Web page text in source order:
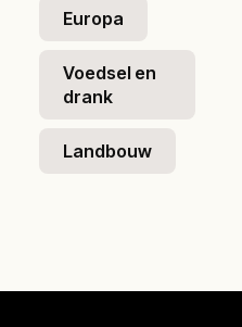
Europa
Voedsel en
drank
Landbouw